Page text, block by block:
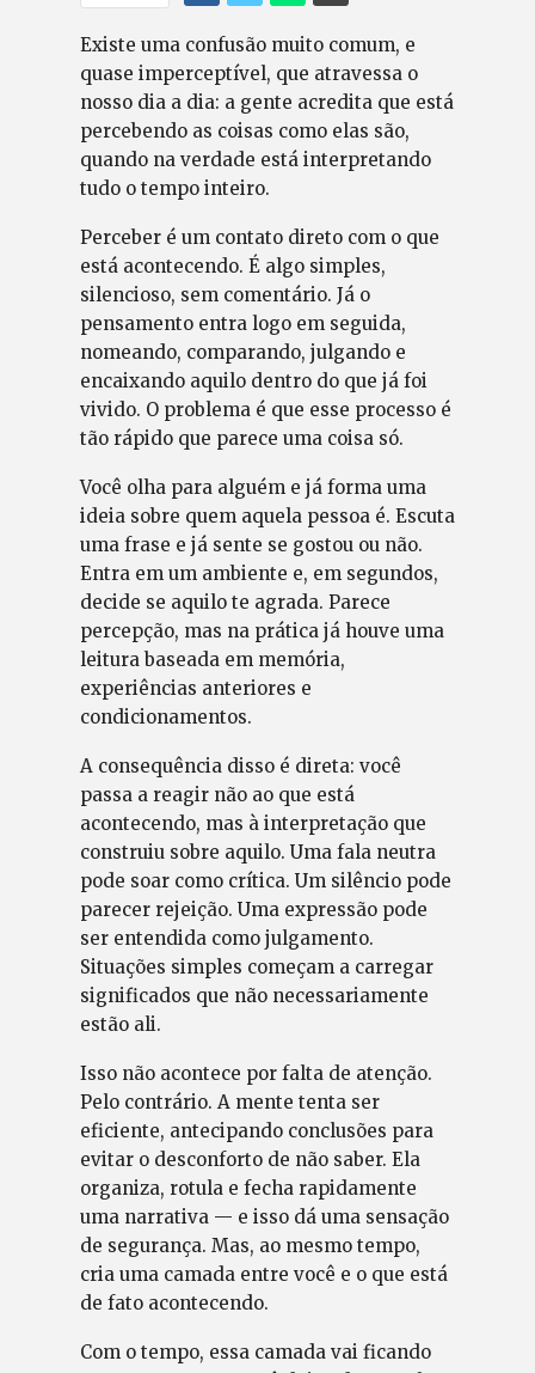
Existe uma confusão muito comum, e
quase imperceptível, que atravessa o
nosso dia a dia: a gente acredita que está
percebendo as coisas como elas são,
quando na verdade está interpretando
tudo o tempo inteiro.
Perceber é um contato direto com o que
está acontecendo. É algo simples,
silencioso, sem comentário. Já o
pensamento entra logo em seguida,
nomeando, comparando, julgando e
encaixando aquilo dentro do que já foi
vivido. O problema é que esse processo é
tão rápido que parece uma coisa só.
Você olha para alguém e já forma uma
ideia sobre quem aquela pessoa é. Escuta
uma frase e já sente se gostou ou não.
Entra em um ambiente e, em segundos,
decide se aquilo te agrada. Parece
percepção, mas na prática já houve uma
leitura baseada em memória,
experiências anteriores e
condicionamentos.
A consequência disso é direta: você
passa a reagir não ao que está
acontecendo, mas à interpretação que
construiu sobre aquilo. Uma fala neutra
pode soar como crítica. Um silêncio pode
parecer rejeição. Uma expressão pode
ser entendida como julgamento.
Situações simples começam a carregar
significados que não necessariamente
estão ali.
Isso não acontece por falta de atenção.
Pelo contrário. A mente tenta ser
eficiente, antecipando conclusões para
evitar o desconforto de não saber. Ela
organiza, rotula e fecha rapidamente
uma narrativa — e isso dá uma sensação
de segurança. Mas, ao mesmo tempo,
cria uma camada entre você e o que está
de fato acontecendo.
Com o tempo, essa camada vai ficando